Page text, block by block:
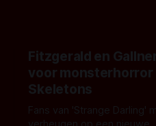
Fitzgerald en
voor monsterhorror
Skeletons
Fans van 'Strange Darling'